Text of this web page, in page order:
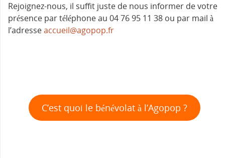
Rejoignez-nous, il suffit juste de nous informer de votre
présence par téléphone au 04 76 95 11 38 ou par mail à
l’adresseaccueil@agopop.fr
C’est quoi le bénévolat à l’Agopop ?